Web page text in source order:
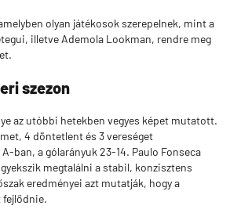
olyan játékosok szerepelnek, mint a
illetve Ademola Lookman, rendre meg
szezon
az utóbbi hetekben vegyes képet mutatott.
4 döntetlent és 3 vereséget
ban, a gólarányuk 23-14. Paulo Fonseca
megtalálni a stabil, konzisztens
eredményei azt mutatják, hogy a
fejlődnie.